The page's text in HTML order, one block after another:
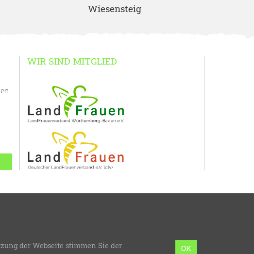
Wiesensteig
WIR SIND MITGLIED
& Programmierung:bzweic GmbH OK
der Webseite stimmen Sie der